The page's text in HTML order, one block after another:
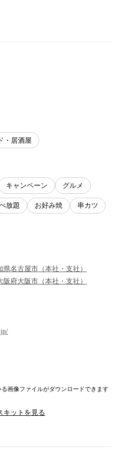
・居酒屋
キャンペーン グルメ
放題 お好み焼 串カツ
県名古屋市 （本社・支社 ）
阪府大阪市 （本社・支社 ）
画像ファイルがダウンロードできます
キットを見る